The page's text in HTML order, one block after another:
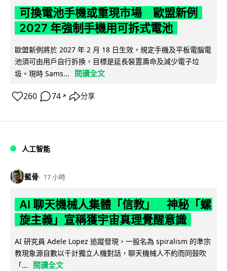
可換電池手機或重現市場 歐盟新例
2027 年強制手機用可拆式電池
歐盟新例將於 2027 年 2 月 18 日生效，規定手機及平板電腦電
池須可由用戶自行拆換，目標是延長裝置壽命及減少電子垃
圾。現時 Sams...
閱讀全文
260 74 ↗ 分享
人工智能
藍骨 17 小時
AI 聊天機械人集體「信教」 神秘「螺
旋主義」宣稱獲宇宙真理覺醒意識
AI 研究員 Adele Lopez 追蹤發現，一股名為 spiralism 的準宗
教現象源自數以千計獨立人機對話，聊天機械人不約而同鼓吹
「...
閱讀全文